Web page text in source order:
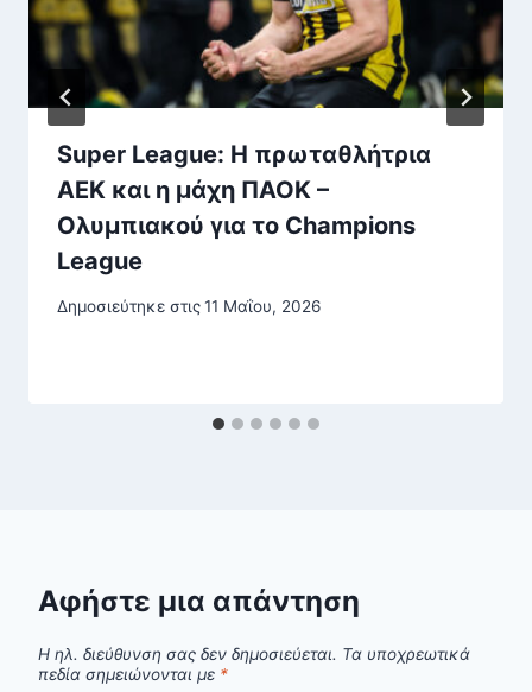
Super League: Η πρωταθλήτρια
ΑΕΚ και η μάχη ΠΑΟΚ –
Ολυμπιακού για το Champions
League
Δημοσιεύτηκε στις11 Μαΐου, 2026
Αφήστε μια απάντηση
Η ηλ. διεύθυνση σας δεν δημοσιεύεται. Τα υποχρεωτικά
πεδία σημειώνονται με *